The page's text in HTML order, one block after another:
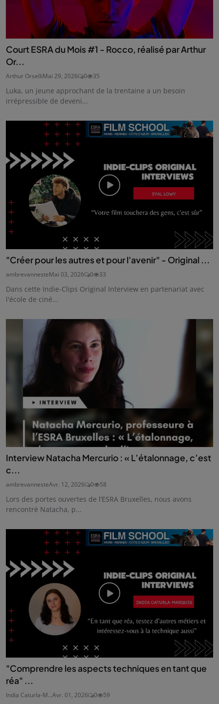
Court ESRA du Mois #1 - Rocco, réalisé par Arthur
Or...
Arthur OrselliMai 29, 2026 0 35
Luka, un jeune approchant de la trentaine a un besoin
irrépressible de deveni...
"Créer pour les autres et pour l'avenir" - Original ...
ambrevannesteMai 03, 2026 0 33
Dans cette Indie-Clips Original Interview en partenariat avec
l'école de ciné...
Interview Natacha Mercurio : « L’étalonnage, c’est
c...
ambrevannesteAvr. 12, 2026 0 58
Lors des portes ouvertes de l’ESRA Bruxelles, nous avons
rencontré Natacha, p...
"Comprendre les aspects techniques en tant que
réa" ...
India Caturla-M...Avr. 01, 2026 0 59